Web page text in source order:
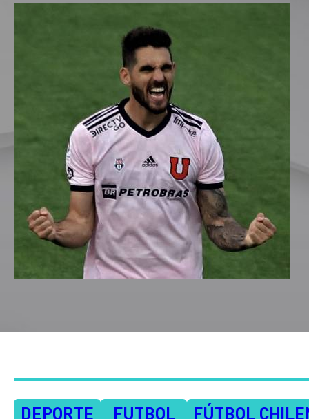
Contenido Patrocinado
DEPORTE FUTBOL FÚTBOL